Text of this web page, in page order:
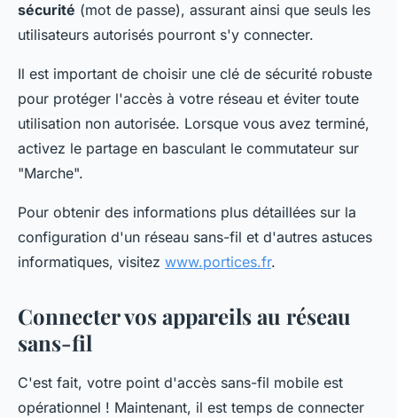
sécurité (mot de passe), assurant ainsi que seuls les
utilisateurs autorisés pourront s'y connecter.
Il est important de choisir une clé de sécurité robuste
pour protéger l'accès à votre réseau et éviter toute
utilisation non autorisée. Lorsque vous avez terminé,
activez le partage en basculant le commutateur sur
"Marche".
Pour obtenir des informations plus détaillées sur la
configuration d'un réseau sans-fil et d'autres astuces
informatiques, visitez www.portices.fr.
Connecter vos appareils au réseau
sans-fil
C'est fait, votre point d'accès sans-fil mobile est
opérationnel ! Maintenant, il est temps de connecter